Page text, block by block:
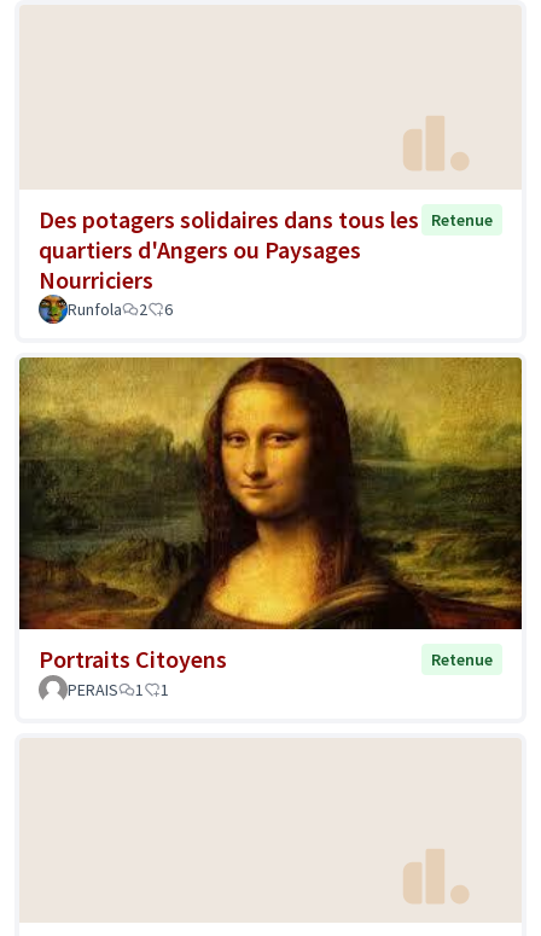
Des potagers solidaires dans tous les
quartiers d'Angers ou Paysages
Nourriciers
Retenue
Runfola 2 6
Portraits Citoyens
Retenue
PERAIS
1 1